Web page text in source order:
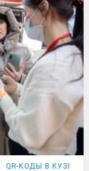
QR-КОДЫ В